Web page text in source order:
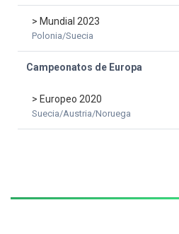
> Mundial 2023
Polonia/Suecia
Campeonatos de Europa
> Europeo 2020
Suecia/Austria/Noruega